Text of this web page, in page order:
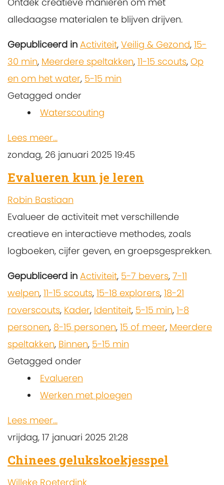
alledaagse materialen te blijven drijven.
Gepubliceerd in Activiteit, Veilig & Gezond, 15-
30 min, Meerdere speltakken, 11-15 scouts, Op
en om het water, 5-15 min
Getagged onder
Waterscouting
Lees meer...
zondag, 26 januari 2025 19:45
Evalueren kun je leren
Robin Bastiaan
Evalueer de activiteit met verschillende
creatieve en interactieve methodes, zoals
logboeken, cijfer geven, en groepsgesprekken.
Gepubliceerd in Activiteit, 5-7 bevers, 7-11
welpen, 11-15 scouts, 15-18 explorers, 18-21
roverscouts, Kader, Identiteit, 5-15 min, 1-8
personen, 8-15 personen, 15 of meer, Meerdere
speltakken, Binnen, 5-15 min
Getagged onder
Evalueren
Werken met ploegen
Lees meer...
vrijdag, 17 januari 2025 21:28
Chinees gelukskoekjesspel
Willeke Roeterdink